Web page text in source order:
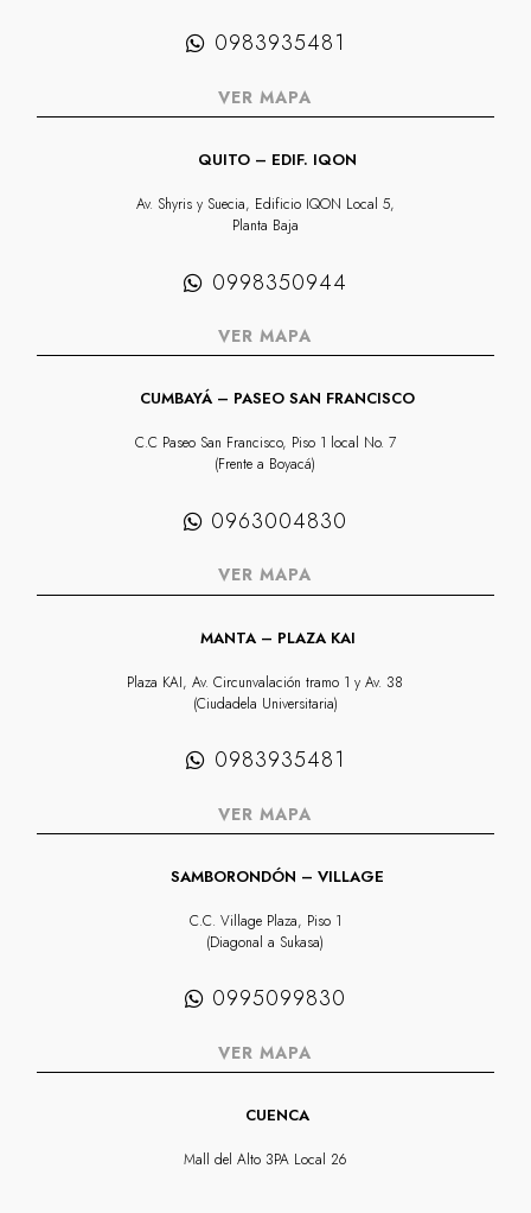
0983935481
VER MAPA
QUITO – EDIF. IQON
Av. Shyris y Suecia, Edificio IQON Local 5,
Planta Baja
0998350944
VER MAPA
CUMBAYÁ – PASEO SAN FRANCISCO
C.C Paseo San Francisco, Piso 1 local No. 7
(Frente a Boyacá)
0963004830
VER MAPA
MANTA – PLAZA KAI
Plaza KAI, Av. Circunvalación tramo 1 y Av. 38
(Ciudadela Universitaria)
0983935481
VER MAPA
SAMBORONDÓN – VILLAGE
C.C. Village Plaza, Piso 1
(Diagonal a Sukasa)
0995099830
VER MAPA
CUENCA
Mall del Alto 3PA Local 26